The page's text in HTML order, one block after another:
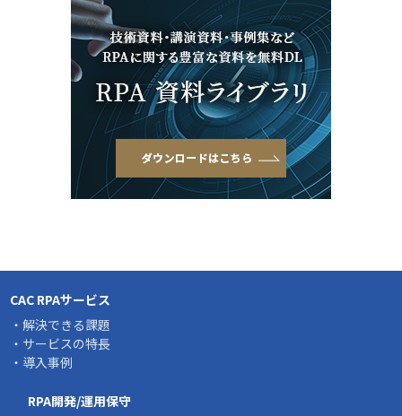
CAC RPAサービス
・解決できる課題
・サービスの特長
・導入事例
RPA開発/運用保守